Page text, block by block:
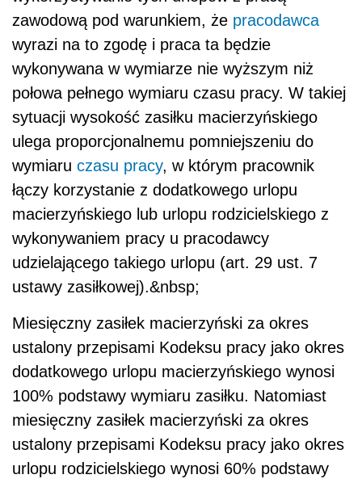
zawodową pod warunkiem, że pracodawca
wyrazi na to zgodę i praca ta będzie
wykonywana w wymiarze nie wyższym niż
połowa pełnego wymiaru czasu pracy. W takiej
sytuacji wysokość zasiłku macierzyńskiego
ulega proporcjonalnemu pomniejszeniu do
wymiaru czasu pracy, w którym pracownik
łączy korzystanie z dodatkowego urlopu
macierzyńskiego lub urlopu rodzicielskiego z
wykonywaniem pracy u pracodawcy
udzielającego takiego urlopu (art. 29 ust. 7
ustawy zasiłkowej).&nbsp;
Miesięczny zasiłek macierzyński za okres
ustalony przepisami Kodeksu pracy jako okres
dodatkowego urlopu macierzyńskiego wynosi
100% podstawy wymiaru zasiłku. Natomiast
miesięczny zasiłek macierzyński za okres
ustalony przepisami Kodeksu pracy jako okres
urlopu rodzicielskiego wynosi 60% podstawy